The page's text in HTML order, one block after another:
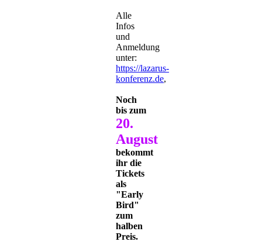
Alle
Infos
und
Anmeldung
unter:
https://lazarus-
konferenz.de,
Noch
bis zum
20.
August
bekommt
ihr die
Tickets
als
"Early
Bird"
zum
halben
Preis.